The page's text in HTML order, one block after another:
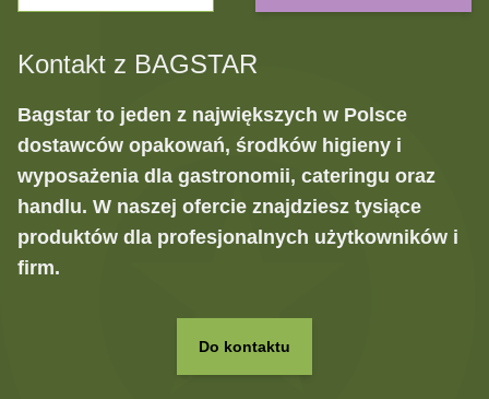
Kontakt z BAGSTAR
Bagstar to jeden z największych w Polsce
dostawców opakowań, środków higieny i
wyposażenia dla gastronomii, cateringu oraz
handlu. W naszej ofercie znajdziesz tysiące
produktów dla profesjonalnych użytkowników i
firm.
Do kontaktu